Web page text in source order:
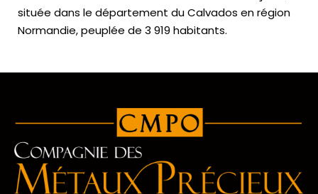
située dans le département du Calvados en région
Normandie, peuplée de 3 919 habitants.